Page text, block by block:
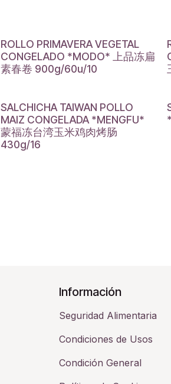
ROLLO PRIMAVERA VEGETAL
CONGELADO *MODO* 上品冻扁
素春卷 900g/60u/10
SALCHICHA TAIWAN POLLO
MAIZ CONGELADA *MENGFU*
蒙福冻台湾玉米鸡肉烤肠
430g/16
Información
Seguridad Alimentaria
Condiciones de Usos
Condición General